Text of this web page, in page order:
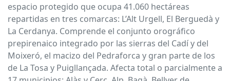
espacio protegido que ocupa 41.060 hectáreas
repartidas en tres comarcas: L’Alt Urgell, El Berguedà y
La Cerdanya. Comprende el conjunto orográfico
prepirenaico integrado por las sierras del Cadí y del
Moixeró, el macizo del Pedraforca y gran parte de los
de La Tosa y Puigllançada. Afecta total o parcialmente a